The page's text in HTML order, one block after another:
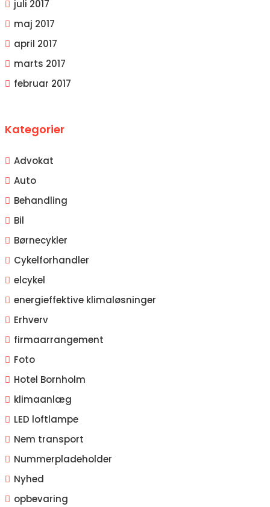
juli 2017
maj 2017
april 2017
marts 2017
februar 2017
Kategorier
Advokat
Auto
Behandling
Bil
Børnecykler
Cykelforhandler
elcykel
energieffektive klimaløsninger
Erhverv
firmaarrangement
Foto
Hotel Bornholm
klimaanlæg
LED loftlampe
Nem transport
Nummerpladeholder
Nyhed
opbevaring